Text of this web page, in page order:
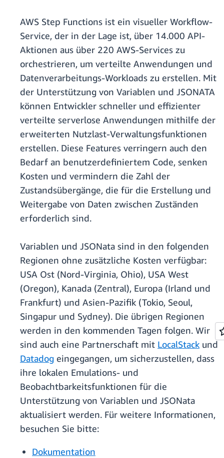
AWS Step Functions ist ein visueller Workflow-
Service, der in der Lage ist, über 14.000 API-
Aktionen aus über 220 AWS-Services zu
orchestrieren, um verteilte Anwendungen und
Datenverarbeitungs-Workloads zu erstellen. Mit
der Unterstützung von Variablen und JSONATA
können Entwickler schneller und effizienter
verteilte serverlose Anwendungen mithilfe der
erweiterten Nutzlast-Verwaltungsfunktionen
erstellen. Diese Features verringern auch den
Bedarf an benutzerdefiniertem Code, senken
Kosten und vermindern die Zahl der
Zustandsübergänge, die für die Erstellung und
Weitergabe von Daten zwischen Zuständen
erforderlich sind.
Variablen und JSONata sind in den folgenden
Regionen ohne zusätzliche Kosten verfügbar:
USA Ost (Nord-Virginia, Ohio), USA West
(Oregon), Kanada (Zentral), Europa (Irland und
Frankfurt) und Asien-Pazifik (Tokio, Seoul,
Singapur und Sydney). Die übrigen Regionen
werden in den kommenden Tagen folgen. Wir
sind auch eine Partnerschaft mit LocalStack und
Datadog eingegangen, um sicherzustellen, dass
ihre lokalen Emulations- und
Beobachtbarkeitsfunktionen für die
Unterstützung von Variablen und JSONata
aktualisiert werden. Für weitere Informationen,
besuchen Sie bitte:
Dokumentation